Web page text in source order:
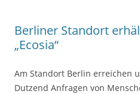
Berliner Standort
„Ecosia“
Am Standort Berlin erreichen
Dutzend Anfragen von